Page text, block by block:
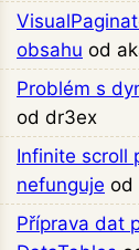
obsahu od
Problém s
od dr3ex
Infinite scroll
nefunguje od
Příprava dat